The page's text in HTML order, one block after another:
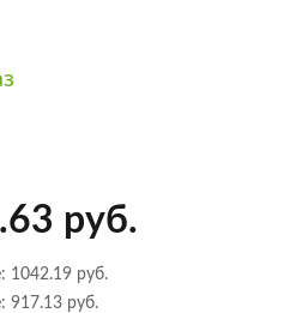
руб.
1042.19 руб.
917.13 руб.